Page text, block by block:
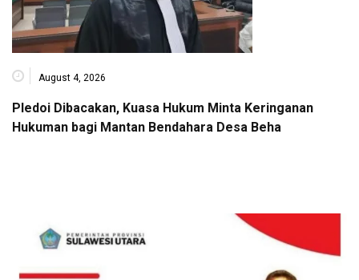
August 4, 2026
Pledoi Dibacakan, Kuasa Hukum Minta Keringanan
Hukuman bagi Mantan Bendahara Desa Beha